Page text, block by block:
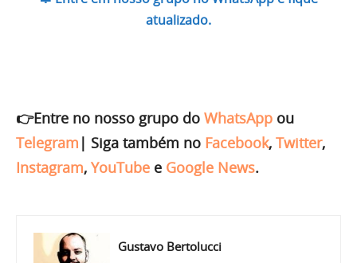
atualizado.
👉Entre no nosso grupo do WhatsApp ou
Telegram | Siga também no Facebook, Twitter,
Instagram, YouTube e Google News.
Gustavo Bertolucci